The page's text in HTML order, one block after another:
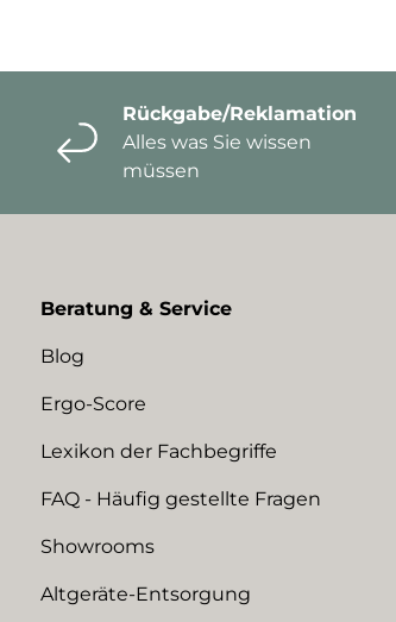
Rückgabe/Reklamation
Alles was Sie wissen
müssen
Beratung & Service
Blog
Ergo-Score
Lexikon der Fachbegriffe
FAQ - Häufig gestellte Fragen
Showrooms
Altgeräte-Entsorgung